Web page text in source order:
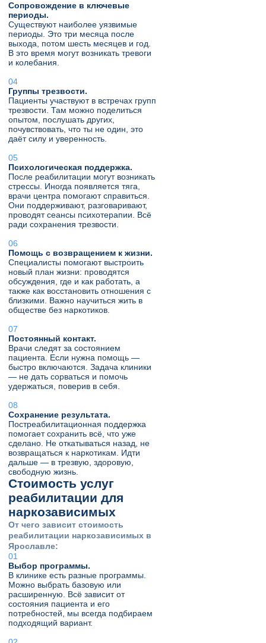
Сопровождение в ключевые
периоды.
Существуют наиболее уязвимые
периоды. Это три месяца после
выхода, потом шесть месяцев и год.
В это время могут возникать тревоги
и колебания.
Группы трезвости.
Пациенты участвуют в встречах групп
трезвости. Там можно поделиться
опытом, послушать других,
почувствовать, что ты не один, это
даёт силу и уверенность.
Психологическая поддержка.
После реабилитации могут возникать
стрессы. Иногда появляется тяга,
врачи центра помогают справиться.
Они поддерживают, разговаривают,
проводят сеансы психотерапии. Всё
ради сохранения трезвости.
Помощь с возвращением к жизни.
Специалисты помогают выстроить
новый план жизни: проводятся
обсуждения, где и как работать, а
также как восстановить отношения с
близкими. Важно научиться жить в
обществе без наркотиков.
Постоянный контакт.
Врачи следят за состоянием
пациента. Если нужна помощь —
быстро включаются. Задача клиники
— не дать сорваться и помочь
удержаться, поверив в себя.
Сохранение результата.
Постреабилитационная поддержка
помогает сохранить всё, что уже
сделано. Не откатываться назад, не
возвращаться к наркотикам. Идти
дальше — в трезвую, здоровую,
свободную жизнь.
Стоимость услуг
реабилитации для
наркозависимых
От чего зависит стоимость
реабилитации наркозависимых в
Ярославле:
Выбор программы.
В клинике есть разные программы.
Можно выбрать базовую или
расширенную. Всё зависит от
состояния пациента и его
потребностей, мы всегда подбираем
подходящий вариант.